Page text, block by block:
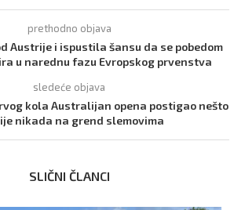
prethodno objava
Austrije i ispustila šansu da se pobedom
u narednu fazu Evropskog prvenstva
sledeće objava
kola Australijan opena postigao nešto
nikada na grend slemovima
SLIČNI ČLANCI